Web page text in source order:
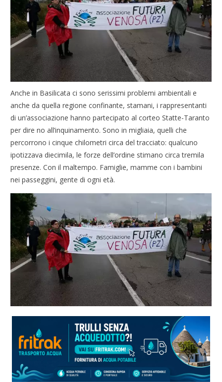
Anche in Basilicata ci sono serissimi problemi ambientali e
anche da quella regione confinante, stamani, i rappresentanti
di un’associazione hanno partecipato al corteo Statte-Taranto
per dire no all’inquinamento. Sono in migliaia, quelli che
percorrono i cinque chilometri circa del tracciato: qualcuno
ipotizzava diecimila, le forze dell’ordine stimano circa tremila
presenze. Con il maltempo. Famiglie, mamme con i bambini
nei passeggini, gente di ogni età.